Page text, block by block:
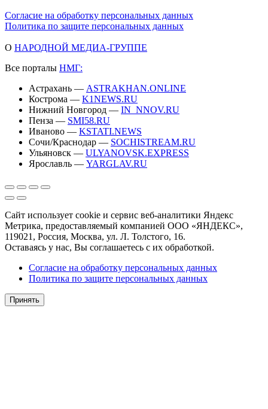
Согласие на обработку персональных данных
Политика по защите персональных данных
О НАРОДНОЙ МЕДИА-ГРУППЕ
Все порталы НМГ:
Астрахань — ASTRAKHAN.ONLINE
Кострома — K1NEWS.RU
Нижний Новгород — IN_NNOV.RU
Пенза — SMI58.RU
Иваново — KSTATI.NEWS
Сочи/Краснодар — SOCHISTREAM.RU
Ульяновск — ULYANOVSK.EXPRESS
Ярославль — YARGLAV.RU
Сайт использует cookie и сервис веб-аналитики Яндекс
Метрика, предоставляемый компанией ООО «ЯНДЕКС»,
119021, Россия, Москва, ул. Л. Толстого, 16.
Оставаясь у нас, Вы соглашаетесь с их обработкой.
Согласие на обработку персональных данных
Политика по защите персональных данных
Принять